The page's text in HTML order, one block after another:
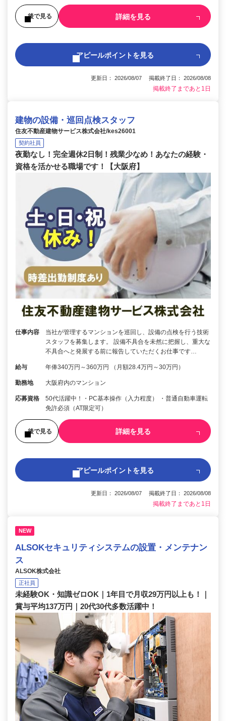
後で見る 詳細を見る
アピールポイントを見る
更新日： 2026/08/07 掲載終了日： 2026/08/08
掲載終了まであと1日
建物の設備・巡回点検スタッフ
住友不動産建物サービス株式会社/kes26001
契約社員
夜勤なし！完全週休2日制！残業少なめ！あなたの経験・
資格を活かせる職場です！【大阪府】
仕事内容
当社が管理するマンションを巡回し、設備の点検を行う技術
スタッフを募集します。 設備不具合を未然に把握し、重大な
不具合へと発展する前に報告していただくお仕事です…
給与 年俸340万円～360万円 （月額28.4万円～30万円）
勤務地 大阪府内のマンション
応募資格
50代活躍中！・PC基本操作（入力程度） ・普通自動車運転
免許必須（AT限定可）
後で見る 詳細を見る
アピールポイントを見る
更新日： 2026/08/07 掲載終了日： 2026/08/08
掲載終了まであと1日
NEW
ALSOKセキュリティシステムの設置・メンテナン
ス
ALSOK株式会社
正社員
未経験OK・知識ゼロOK｜1年目で月収29万円以上も！｜
賞与平均137万円｜20代30代多数活躍中！